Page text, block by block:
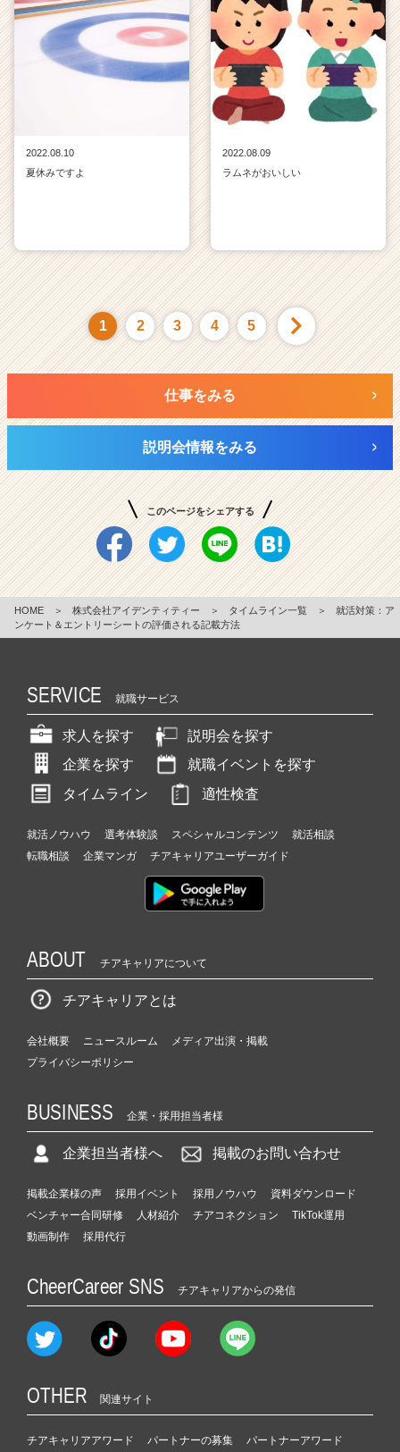
2022.08.10
夏休みですよ
2022.08.09
ラムネがおいしい
1 2 3 4 5
仕事をみる
説明会情報をみる
このページをシェアする
HOME ＞ 株式会社アイデンティティー ＞ タイムライン一覧 ＞
就活対策：ア
ンケート＆エントリーシートの評価される記載方法
SERVICE 就職サービス
求人を探す
説明会を探す
企業を探す
就職イベントを探す
タイムライン
適性検査
就活ノウハウ 選考体験談 スペシャルコンテンツ
就活相談
転職相談
企業マンガ チアキャリアユーザーガイド
ABOUT チアキャリアについて
チアキャリアとは
会社概要 ニュースルーム
メディア出演・掲載
プライバシーポリシー
BUSINESS 企業・採用担当者様
企業担当者様へ 掲載のお問い合わせ
掲載企業様の声 採用イベント 採用ノウハウ
資料ダウンロード
ベンチャー合同研修
人材紹介 チアコネクション
TikTok運用
動画制作
採用代行
CheerCareer SNS チアキャリアからの発信
OTHER 関連サイト
チアキャリアアワード パートナーの募集 パートナーアワード